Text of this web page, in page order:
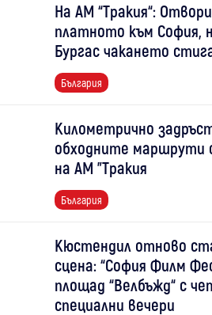
На АМ “Тракия“:
платното към София,
Бургас чакането
България
Километрично
обходните маршрути
на АМ "Тракия
България
Кюстендил отново
сцена: “София Филм
площад “Велбъжд“ с
специални вечери